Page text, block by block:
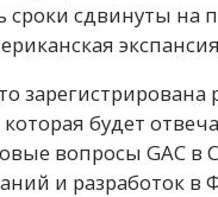
сроки сдвинуты на
будет
вопросы GAC в
и разработок